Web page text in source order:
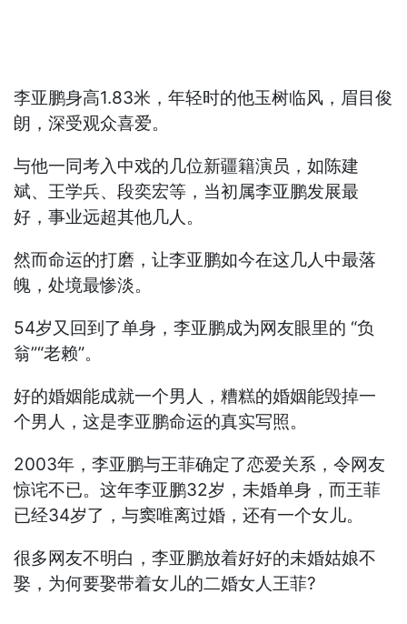
李亚鹏身高1.83米，年轻时的他玉树临风，眉目俊
朗，深受观众喜爱。
与他一同考入中戏的几位新疆籍演员，如陈建
斌、王学兵、段奕宏等，当初属李亚鹏发展最
好，事业远超其他几人。
然而命运的打磨，让李亚鹏如今在这几人中最落
魄，处境最惨淡。
54岁又回到了单身，李亚鹏成为网友眼里的 “负
翁”“老赖”。
好的婚姻能成就一个男人，糟糕的婚姻能毁掉一
个男人，这是李亚鹏命运的真实写照。
2003年，李亚鹏与王菲确定了恋爱关系，令网友
惊诧不已。这年李亚鹏32岁，未婚单身，而王菲
已经34岁了，与窦唯离过婚，还有一个女儿。
很多网友不明白，李亚鹏放着好好的未婚姑娘不
娶，为何要娶带着女儿的二婚女人王菲?